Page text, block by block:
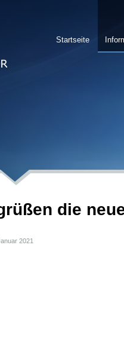
Startseite
die
2021